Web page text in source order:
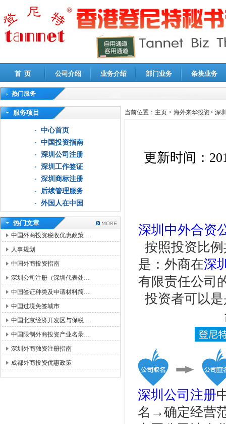
首 页 公司介绍 业务介绍 部门业务 条块业务
热门服务
高新技术企业认定审计|企业所得税汇算清缴申报鉴证
服务项目
中心首页
中国投资指南
深圳公司注册
深圳工作签证
深圳商标注册
后续管理服务
外国人在中国
热门文章
中国外商投资税收优惠政策…
人事规划
中国外商投资指南
深圳公司注册（深圳代表处…
中国签证种类及申请材料简…
中国过境免签城市
中国北京经济开发区与保税…
中国限制外商投资产业名录…
深圳外商独资注册指南
成都外商投资优惠政策
当前位置： 主页 > 海外来华投资> 深
更新时间：
深圳中外合资
按照投资比
是：外商在深
有限责任公司
投资者可以
深圳公司注册
名→确定经营